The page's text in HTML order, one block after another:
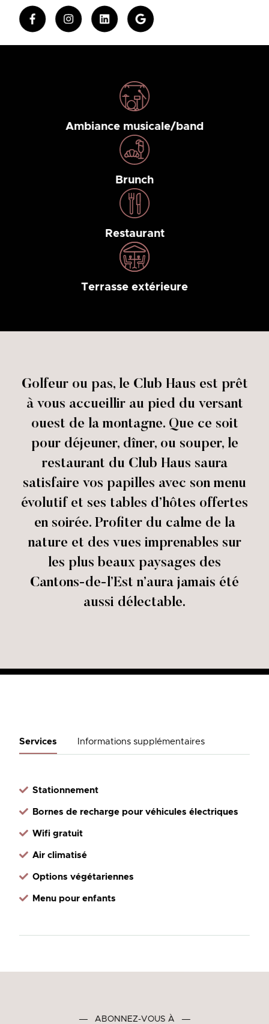
Ambiance musicale/band
Brunch
Restaurant
Terrasse extérieure
Golfeur ou pas, le Club Haus est prêt
à vous accueillir au pied du versant
ouest de la montagne. Que ce soit
pour déjeuner, dîner, ou souper, le
restaurant du Club Haus saura
satisfaire vos papilles avec son menu
évolutif et ses tables d’hôtes offertes
en soirée. Profiter du calme de la
nature et des vues imprenables sur
les plus beaux paysages des
Cantons-de-l’Est n’aura jamais été
aussi délectable.
Services Informations supplémentaires
Stationnement
Bornes de recharge pour véhicules électriques
Wifi gratuit
Air climatisé
Options végétariennes
Menu pour enfants
― ABONNEZ-VOUS À ―